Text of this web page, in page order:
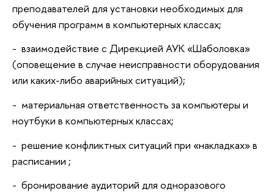
преподавателей для установки необходимых для
обучения программ в компьютерных классах;
- взаимодействие с Дирекцией АУК «Шаболовка»
(оповещение в случае неисправности оборудования
или каких-либо аварийных ситуаций);
- материальная ответственность за компьютеры и
ноутбуки в компьютерных классах;
- решение конфликтных ситуаций при «накладках» в
расписании ;
- бронирование аудиторий для одноразового